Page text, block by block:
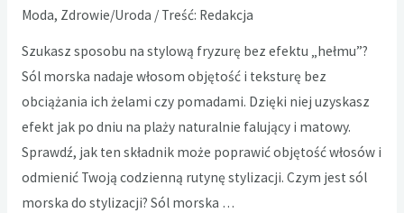
Moda, Zdrowie/Uroda / Treść: Redakcja
Szukasz sposobu na stylową fryzurę bez efektu „hełmu”?
Sól morska nadaje włosom objętość i teksturę bez
obciążania ich żelami czy pomadami. Dzięki niej uzyskasz
efekt jak po dniu na plaży naturalnie falujący i matowy.
Sprawdź, jak ten składnik może poprawić objętość włosów i
odmienić Twoją codzienną rutynę stylizacji. Czym jest sól
morska do stylizacji? Sól morska …